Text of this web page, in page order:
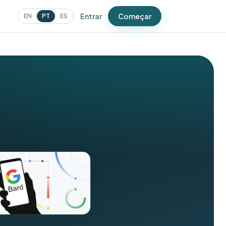
repetidas
EN PT ES Entrar Começar